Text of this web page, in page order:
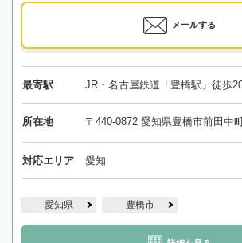
メールする
最寄駅 JR・名古屋鉄道「豊橋駅」徒歩20
所在地 〒440-0872 愛知県豊橋市前田中
対応エリア 愛知
愛知県 豊橋市